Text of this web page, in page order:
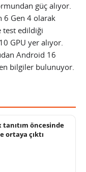
güç alıyor.
6 Gen 4 olarak
test edildiği
GPU yer alıyor.
Android 16
bilgiler bulunuyor.
tanıtım öncesinde
ortaya çıktı